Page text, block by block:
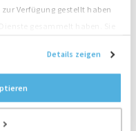
Verfügung gestellt haben
Details zeigen
macht
sehr
wir als